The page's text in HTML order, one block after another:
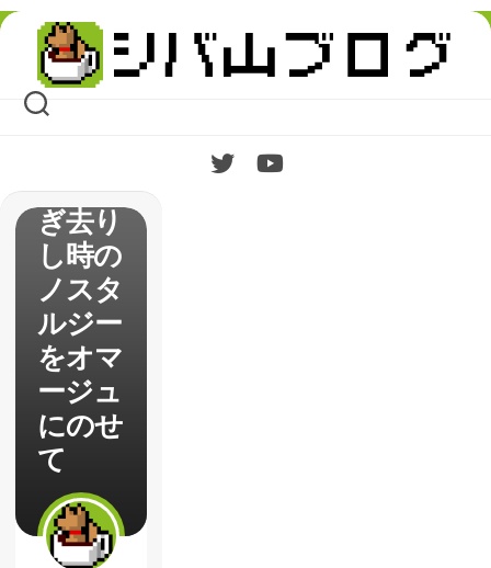
Skip
content
エスト
11】
1stイ
ンプレ
ン 過
ぎ去り
し時の
ノスタ
ルジー
をオマ
ージュ
にのせ
て